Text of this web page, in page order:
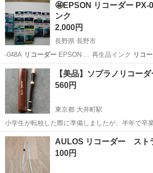
🤩EPSON リコーダー PX-049A PX-048A イ
ンク
2,000円
長野県 長野市
-048A リコーダー EPSON … 再生品インク リコ
１…
長野 長野市 プリンター リコーダー
【美品】ソプラノリコーダ
560円
東京都 大井町駅
小学生が転校した際に準備しましたが、半年で卒
会が無くなりましたので、お譲りします。 記名がありますので、その
部分はお渡しする際に隠します。 半年のみの利用で、音楽の授業で数
回使用したのみですので美品かと...
東京 品川区 大井町駅 管楽器、笛、ハ
AULOS リコーダー ス
100円